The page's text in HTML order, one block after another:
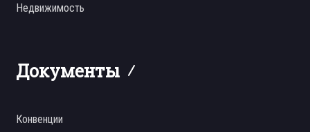
Недвижимость
Документы
Конвенции